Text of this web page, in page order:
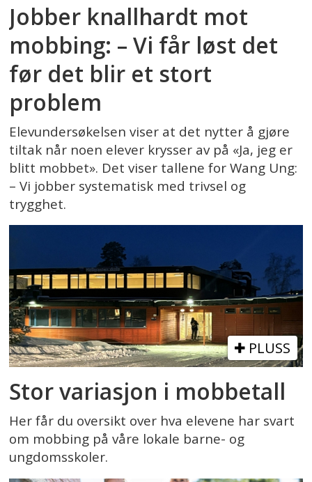
Jobber knallhardt mot
mobbing: – Vi får løst det
før det blir et stort
problem
Elevundersøkelsen viser at det nytter å gjøre
tiltak når noen elever krysser av på «Ja, jeg er
blitt mobbet». Det viser tallene for Wang Ung:
– Vi jobber systematisk med trivsel og
trygghet.
PLUSS
Stor variasjon i mobbetall
Her får du oversikt over hva elevene har svart
om mobbing på våre lokale barne- og
ungdomsskoler.